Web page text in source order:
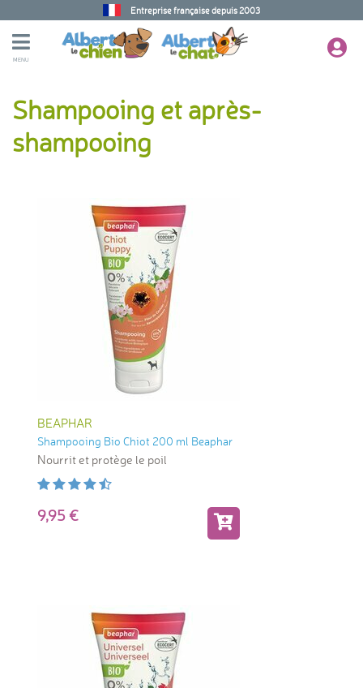
Entreprise française depuis 2003
MENU
Shampooing et après-
shampooing
BEAPHAR
Shampooing Bio Chiot 200 ml Beaphar
Nourrit et protège le poil
9,95